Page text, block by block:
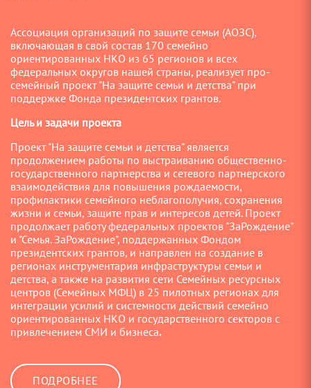
Ассоциация организаций по защите семьи (АОЗС),
включающая в свой состав 170 семейно
ориентированных НКО из 65 регионов и всех
федеральных округов нашей страны, реализует про-
семейный проект "На защите семьи и детства" при
поддержке Фонда президентских грантов.
Цель и задачи проекта
Проект "На защите семьи и детства" является
продолжением работы по выстраиванию общественно-
государственного партнерства и сетевого партнерского
взаимодействия для повышения рождаемости,
профилактики семейного неблагополучия, сохранения
жизни и семьи, защите прав и интересов детей. Проект
продолжает работу федеральных проектов "ЗаРождение"
и "Семья. ЗаРождение", поддержанных Фондом
президентских грантов, и направлен на создание в
регионах инструментария инфраструктуры семьи и
детства, а также на развития сети Семейных ресурсных
центров (Семейных МФЦ) в 25 пилотных регионах для
интеграции усилий и системности действий семейно
ориентированных НКО и государственного секторов с
привлечением СМИ и бизнеса.
ПОДРОБНЕЕ